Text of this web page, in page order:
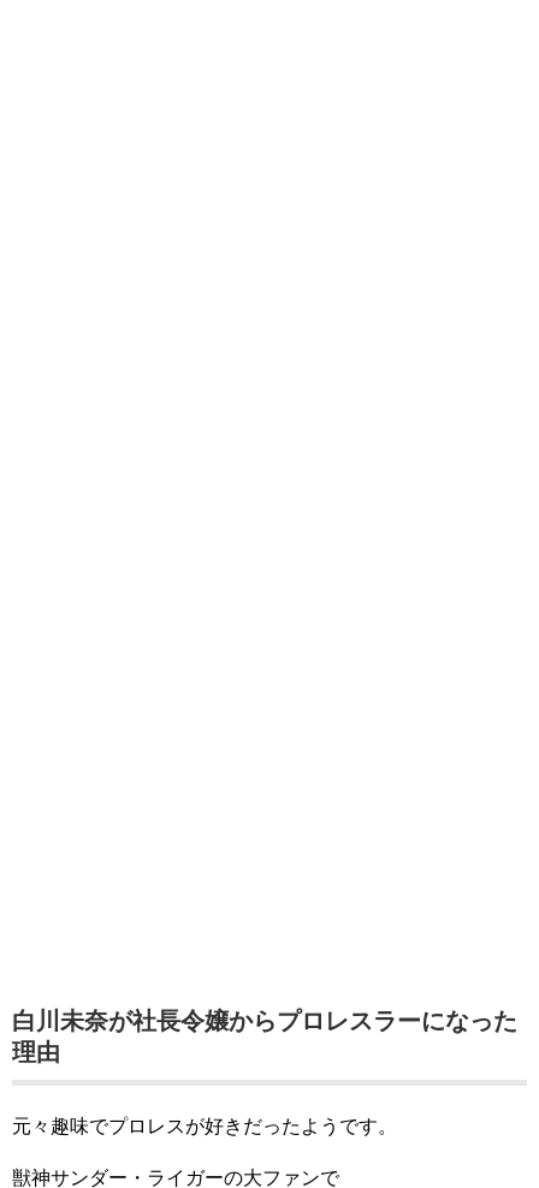
白川未奈が社長令嬢からプロレスラーになった
理由
元々趣味でプロレスが好きだったようです。
獣神サンダー・ライガーの大ファンで